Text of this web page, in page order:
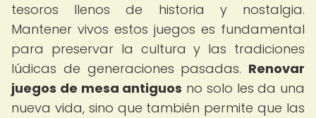
tesoros llenos de historia y nostalgia.
Mantener vivos estos juegos es fundamental
para preservar la cultura y las tradiciones
lúdicas de generaciones pasadas. Renovar
juegos de mesa antiguos no solo les da una
nueva vida, sino que también permite que las